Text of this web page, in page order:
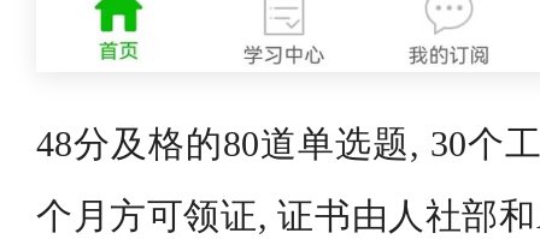
48分及格的80道单选题, 30个
个月方可领证, 证书由人社部